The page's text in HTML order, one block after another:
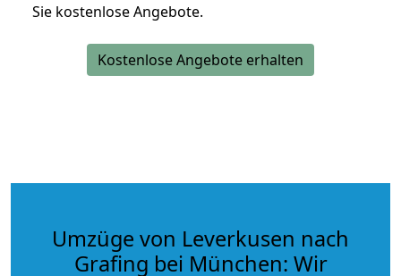
Sie kostenlose Angebote.
Kostenlose Angebote erhalten
Umzüge von Leverkusen nach
Grafing bei München: Wir